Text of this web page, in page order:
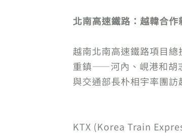
北南高速鐵路：越韓合作
越南北南高速鐵路項目總
重鎮——河內、峴港和胡
與交通部長朴相宇率團
KTX (Korea Train